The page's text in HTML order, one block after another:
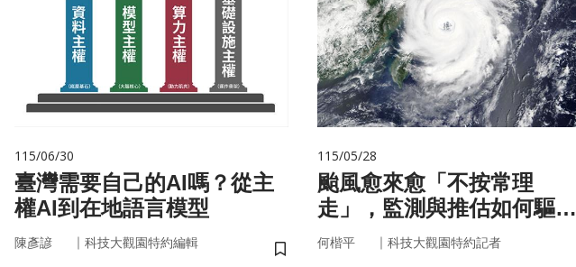
115/06/30
臺灣需要自己的AI嗎？從主
權AI到在地語言模型
陳彥諺 ｜ 科技大觀園特約編輯
儲存書籤
115/05/28
颱風愈來愈「不按常理
走」，監測與推估如何驅動
防災決策？
何楷平 ｜ 科技大觀園特約記者